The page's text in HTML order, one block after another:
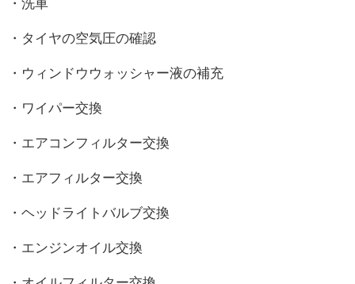
・洗車
・タイヤの空気圧の確認
・ウィンドウウォッシャー液の補充
・ワイパー交換
・エアコンフィルター交換
・エアフィルター交換
・ヘッドライトバルブ交換
・エンジンオイル交換